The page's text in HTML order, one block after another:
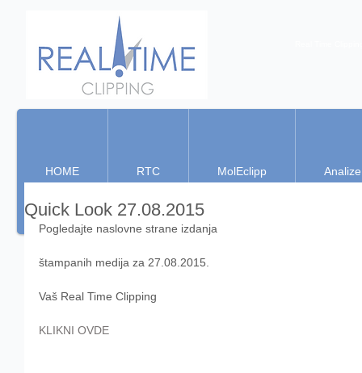
HOME RTC MolEclipp Analize
Quick Look 27.08.2015
Pogledajte naslovne strane izdanja
štampanih medija za 27.08.2015.
Vaš Real Time Clipping
KLIKNI OVDE